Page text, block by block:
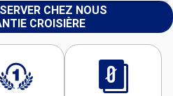
CHEZ NOUS
CROISIÈRE